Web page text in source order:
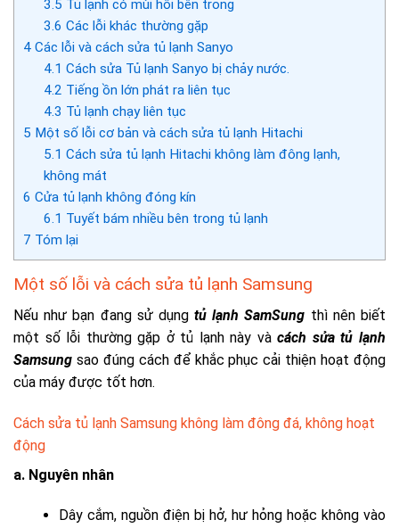
3.5 Tủ lạnh có mùi hôi bên trong
3.6 Các lỗi khác thường gặp
4 Các lỗi và cách sửa tủ lạnh Sanyo
4.1 Cách sửa Tủ lạnh Sanyo bị chảy nước.
4.2 Tiếng ồn lớn phát ra liên tục
4.3 Tủ lạnh chạy liên tục
5 Một số lỗi cơ bản và cách sửa tủ lạnh Hitachi
5.1 Cách sửa tủ lạnh Hitachi không làm đông lạnh,
không mát
6 Cửa tủ lạnh không đóng kín
6.1 Tuyết bám nhiều bên trong tủ lạnh
7 Tóm lại
Một số lỗi và cách sửa tủ lạnh Samsung
Nếu như bạn đang sử dụngtủ lạnh SamSung thì nên biết
một số lỗi thường gặp ở tủ lạnh này vàcách sửa tủ lạnh
Samsung sao đúng cách để khắc phục cải thiện hoạt động
của máy được tốt hơn.
Cách sửa tủ lạnh Samsung không làm đông đá, không hoạt
động
a. Nguyên nhân
Dây cắm, nguồn điện bị hở, hư hỏng hoặc không vào